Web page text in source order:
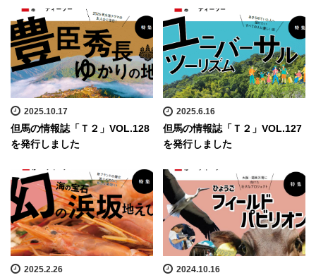
2025.10.17
但馬の情報誌「Ｔ２」VOL.128
を発行しました
2025.6.16
但馬の情報誌「Ｔ２」VOL.127
を発行しました
2025.2.26 2024.10.16